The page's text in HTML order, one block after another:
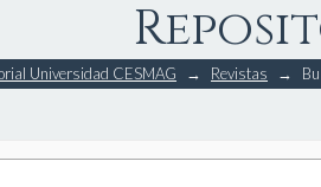
Universidad CESMAG → Revistas →